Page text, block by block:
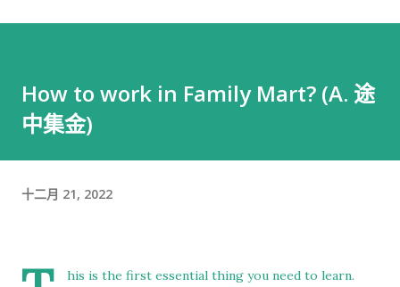
工作人员确认后，很快帮我打开了大门。 进入办公室 进入办公室
后，我向工作人员简单打了招呼： お世話になっております。 随
给工作人员，返还手续就结束了。 实际上并不是。 工作人员告诉
的。 这一点如果第一次办理，很容易忽略。 领取新的入札仕様書
How to work in Family Mart? (A. 途
中集金)
十二月 21, 2022
his is the first essential thing you need to learn.